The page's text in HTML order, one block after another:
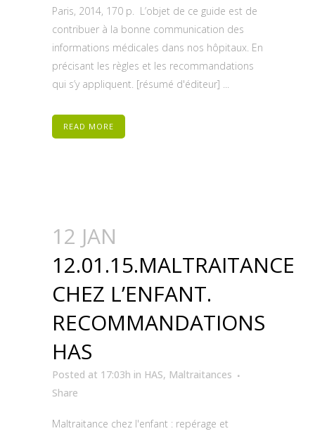
Paris, 2014, 170 p. L’objet de ce guide est de
contribuer à la bonne communication des
informations médicales dans nos hôpitaux. En
précisant les règles et les recommandations
qui s’y appliquent. [résumé d'éditeur] ...
READ MORE
12 JAN
12.01.15.MALTRAITANCE
CHEZ L’ENFANT.
RECOMMANDATIONS
HAS
Posted at 17:03h in HAS, Maltraitances
Share
Maltraitance chez l'enfant : repérage et